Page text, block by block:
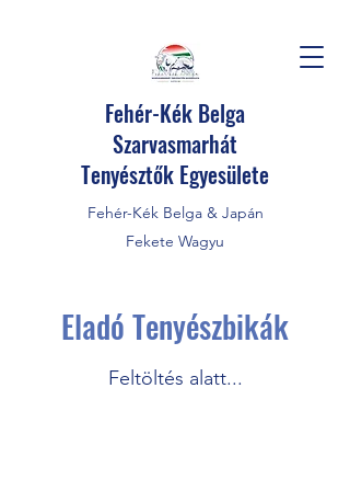
Fehér-Kék Belga
Szarvasmarhát
Tenyésztők Egyesülete
Fehér-Kék Belga & Japán
Fekete Wagyu
Eladó Tenyészbikák
Feltöltés alatt...